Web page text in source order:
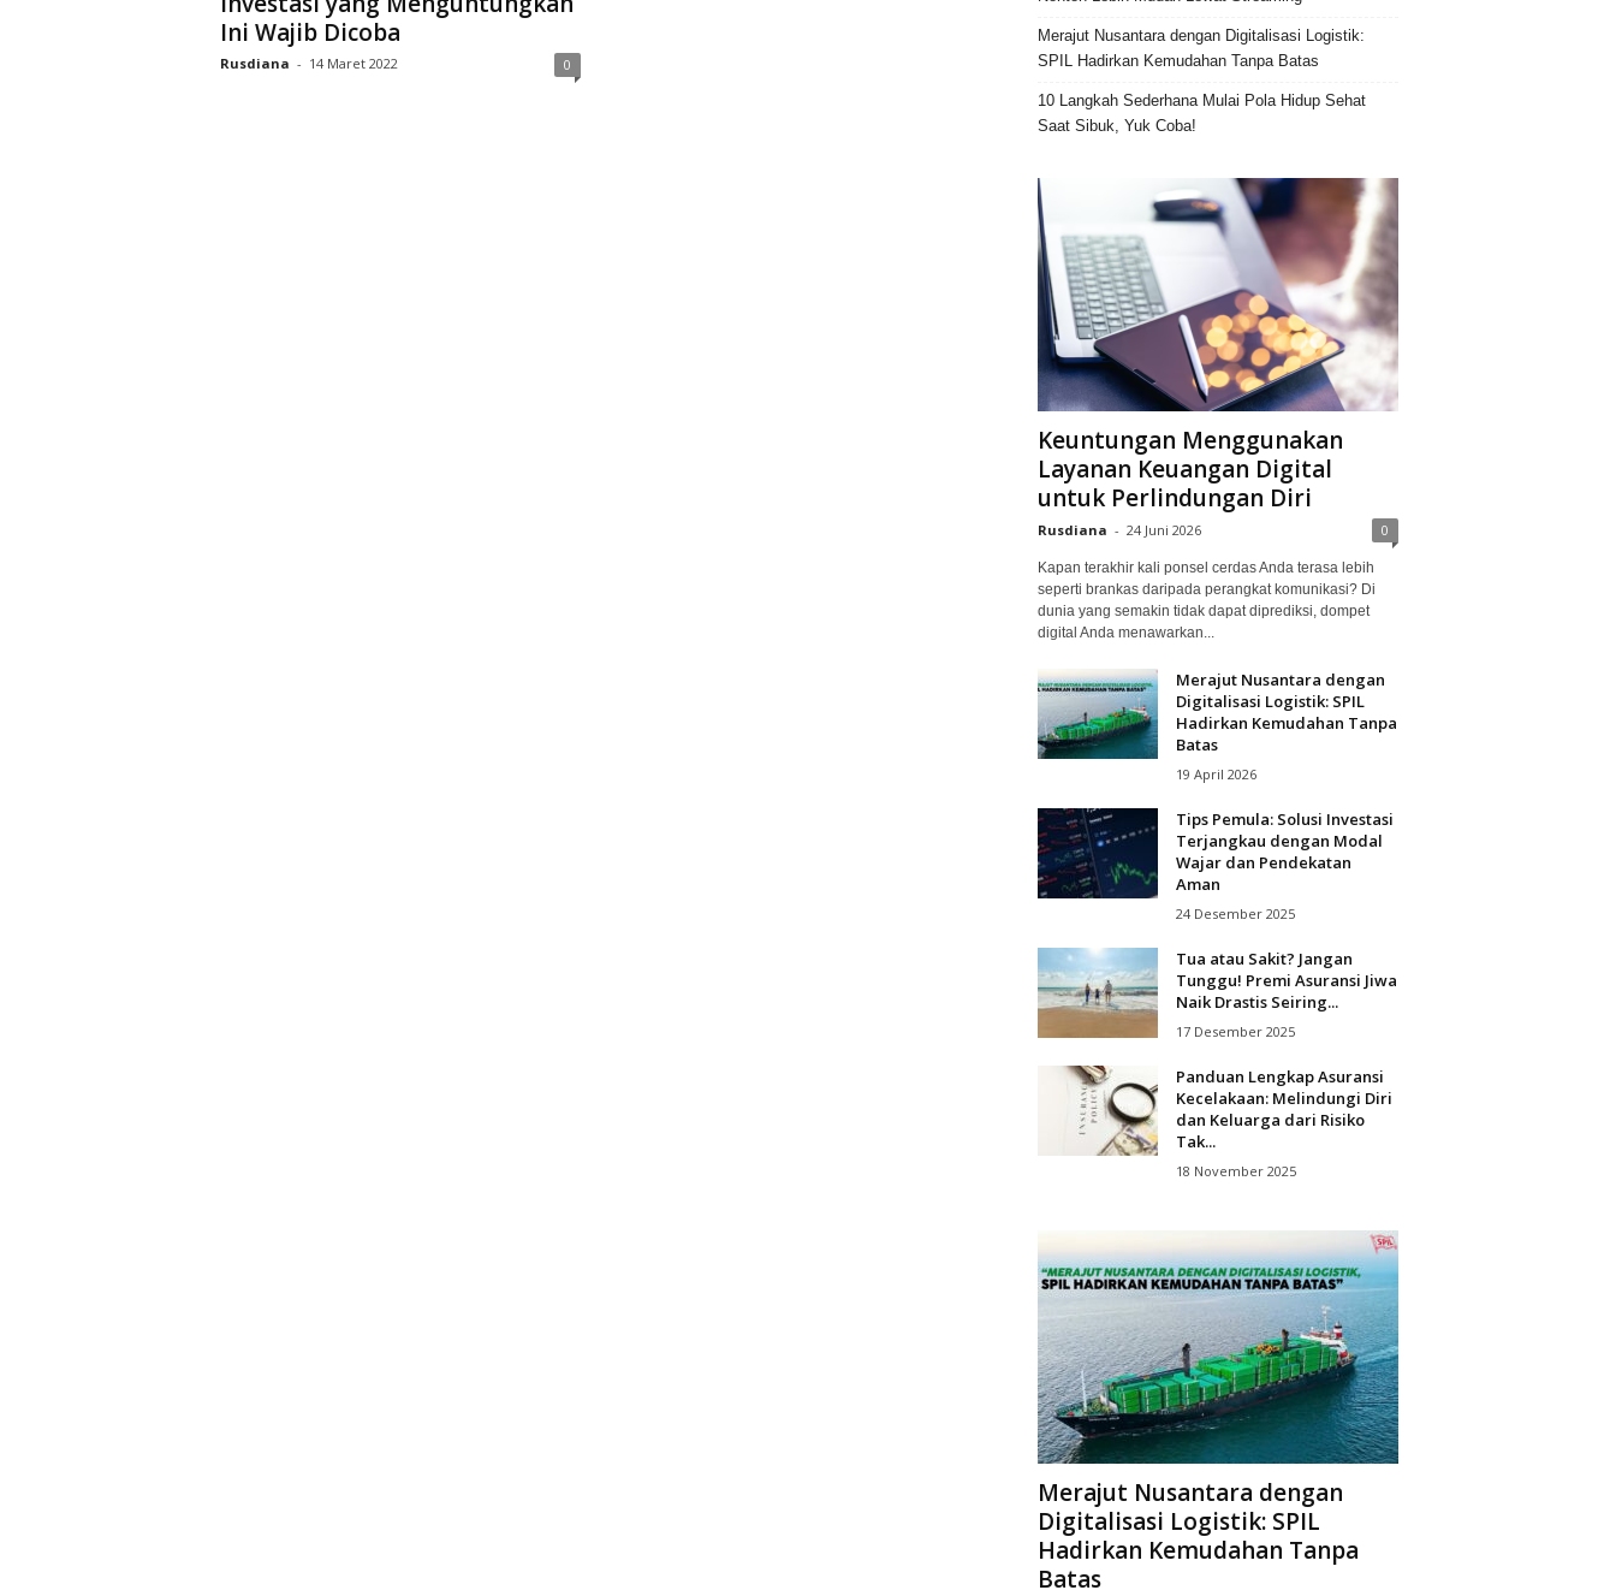
Ini Wajib Dicoba
Rusdiana - 14 Maret 2022 0
Merajut Nusantara dengan Digitalisasi Logistik:
SPIL Hadirkan Kemudahan Tanpa Batas
10 Langkah Sederhana Mulai Pola Hidup Sehat
Saat Sibuk, Yuk Coba!
Keuntungan Menggunakan
Layanan Keuangan Digital
untuk Perlindungan Diri
Rusdiana - 24 Juni 2026 0
Kapan terakhir kali ponsel cerdas Anda terasa lebih
seperti brankas daripada perangkat komunikasi? Di
dunia yang semakin tidak dapat diprediksi, dompet
digital Anda menawarkan...
Merajut Nusantara dengan
Digitalisasi Logistik: SPIL
Hadirkan Kemudahan Tanpa
Batas
19 April 2026
Tips Pemula: Solusi Investasi
Terjangkau dengan Modal
Wajar dan Pendekatan
Aman
24 Desember 2025
Tua atau Sakit? Jangan
Tunggu! Premi Asuransi Jiwa
Naik Drastis Seiring...
17 Desember 2025
Panduan Lengkap Asuransi
Kecelakaan: Melindungi Diri
dan Keluarga dari Risiko
Tak...
18 November 2025
Merajut Nusantara dengan
Digitalisasi Logistik: SPIL
Hadirkan Kemudahan Tanpa
Batas